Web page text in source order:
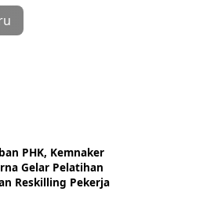
PHK, Kemnaker
Gelar Pelatihan
Reskilling Pekerja